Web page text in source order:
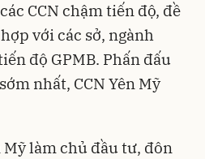
CCN chậm tiến độ, đề
với các sở, ngành
độ GPMB. Phấn đấu
nhất, CCN Yên Mỹ
làm chủ đầu tư, đôn